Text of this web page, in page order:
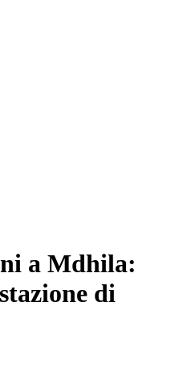
a Mdhila:
di